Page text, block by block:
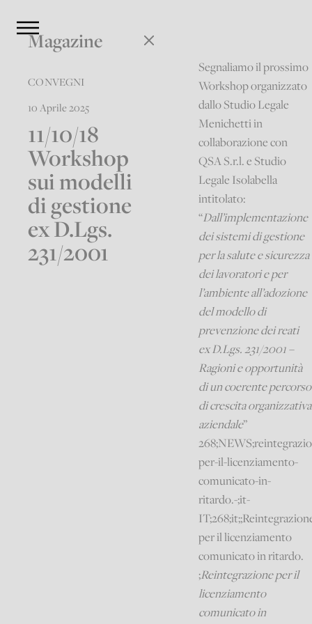
Magazine
CONVEGNI
10 Aprile 2025
11/10/18
Workshop
sui modelli
di gestione
ex D.Lgs.
231/2001
Segnaliamo il prossimo
Workshop organizzato
dallo Studio Legale
Menichetti in
collaborazione con
QSA S.r.l. e Studio
Legale Isolabella
intitolato:
“Dall’implementazione
dei sistemi di gestione
per la salute e sicurezza
dei lavoratori e per
l’ambiente all’adozione
del modello di
prevenzione dei reati
ex D.Lgs. 231/2001 –
Ragioni e opportunità
di un coerente percorso
di crescita organizzativa
aziendale”
per-il-licenziamento-
comunicato-in-
ritardo.-;it-
per il licenziamento
comunicato in ritardo.
;Reintegrazione per il
licenziamento
comunicato in